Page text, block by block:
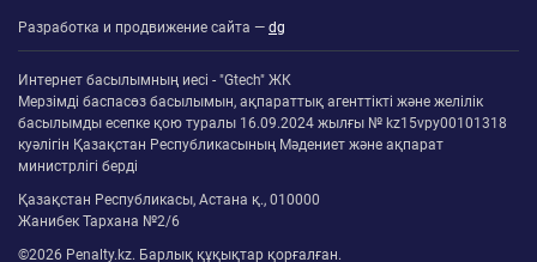
Разработка и продвижение сайта — dg
Интернет басылымның иесі - "Gtech" ЖК
Мерзімді баспасөз басылымын, ақпараттық агенттікті және желілік
басылымды есепке қою туралы 16.09.2024 жылғы № kz15vpy00101318
куәлігін Қазақстан Республикасының Мәдениет және ақпарат
министрлігі берді
Қазақстан Республикасы, Астана қ., 010000
Жанибек Тархана №2/6
©2026 Penalty.kz. Барлық құқықтар қорғалған.